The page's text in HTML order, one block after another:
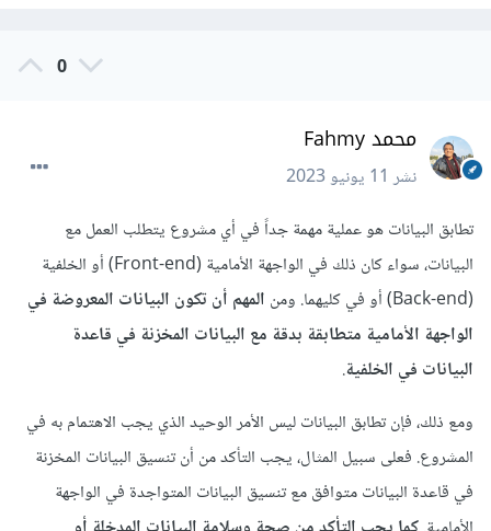
0
محمد Fahmy
نشر11 يونيو 2023
تطابق البيانات هو عملية مهمة جداً في أي مشروع يتطلب العمل مع
البيانات، سواء كان ذلك في الواجهة الأمامية (Front-end) أو الخلفية
المهم أن تكون البيانات المعروضة في
الواجهة الأمامية متطابقة بدقة مع البيانات المخزنة في قاعدة
البيانات في الخلفية.
ومع ذلك، فإن تطابق البيانات ليس الأمر الوحيد الذي يجب الاهتمام به في
المشروع. فعلى سبيل المثال، يجب التأكد من أن تنسيق البيانات المخزنة
في قاعدة البيانات متوافق مع تنسيق البيانات المتواجدة في الواجهة